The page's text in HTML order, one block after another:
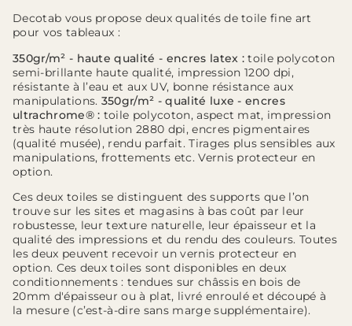
Decotab vous propose deux qualités de toile fine art
pour vos tableaux :
350gr/m² - haute qualité - encres latex : toile polycoton
semi-brillante haute qualité, impression 1200 dpi,
résistante à l’eau et aux UV, bonne résistance aux
manipulations. 350gr/m² - qualité luxe - encres
ultrachrome® : toile polycoton, aspect mat, impression
très haute résolution 2880 dpi, encres pigmentaires
(qualité musée), rendu parfait. Tirages plus sensibles aux
manipulations, frottements etc. Vernis protecteur en
option.
Ces deux toiles se distinguent des supports que l’on
trouve sur les sites et magasins à bas coût par leur
robustesse, leur texture naturelle, leur épaisseur et la
qualité des impressions et du rendu des couleurs. Toutes
les deux peuvent recevoir un vernis protecteur en
option. Ces deux toiles sont disponibles en deux
conditionnements : tendues sur châssis en bois de
20mm d'épaisseur ou à plat, livré enroulé et découpé à
la mesure (c’est-à-dire sans marge supplémentaire).